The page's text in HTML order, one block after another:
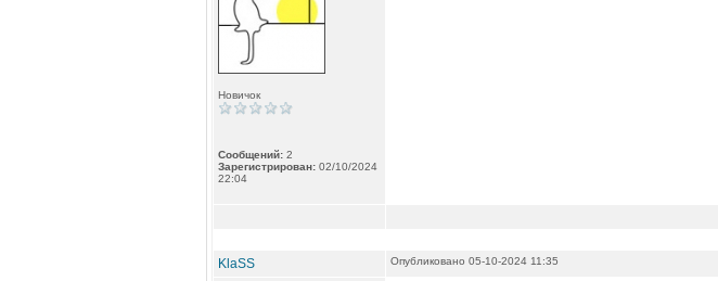
Новичок
Сообщений: 2
Зарегистрирован: 02/10/2024
22:04
KlaSS Опубликовано 05-10-2024 11:35